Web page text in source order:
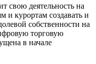
свою деятельность на
и курортам создавать и
собственности на
торговую
в начале